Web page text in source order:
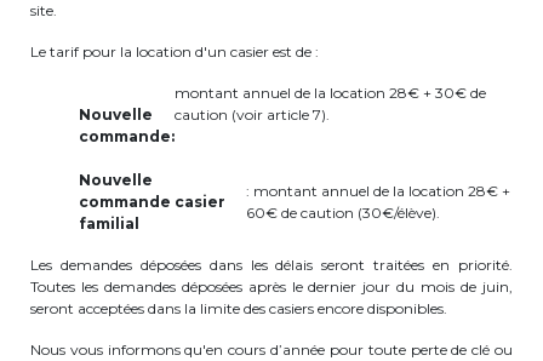
services.be
+32 (0)2 375 31 35
cesame@apeee-bxl1-services.be
site.
Le tarif pour la location d'un casier est de :
Nouvelle
commande:
montant annuel de la location 28€ + 30€ de
caution (voir article 7).
Nouvelle
commande casier
familial
: montant annuel de la location 28€ +
60€ de caution (30€/élève).
Les demandes déposées dans les délais seront traitées en priorité.
Toutes les demandes déposées après le dernier jour du mois de juin,
seront acceptées dans la limite des casiers encore disponibles.
Nous vous informons qu'en cours d’année pour toute perte de clé ou